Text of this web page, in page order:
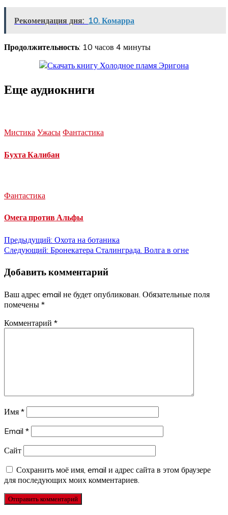
Рекомендация дня: 10. Комарра
Продолжительность: 10 часов 4 минуты
Еще аудиокниги
Мистика Ужасы Фантастика
Бухта Калибан
Фантастика
Омега против Альфы
Навигация
записям
Предыдущий: Охота на ботаника
Следующий: Бронекатера Сталинграда. Волга в огне
Добавить комментарий
Ваш адрес email не будет опубликован. Обязательные поля
помечены *
Комментарий *
Имя *
Email *
Сайт
Сохранить моё имя, email и адрес сайта в этом браузере
для последующих моих комментариев.